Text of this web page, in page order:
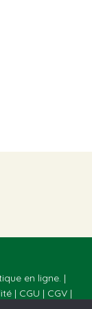
en ligne. |
| CGU | CGV|